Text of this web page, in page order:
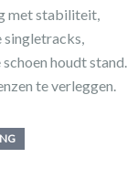
met stabiliteit,
singletracks,
houdt stand.
te verleggen.